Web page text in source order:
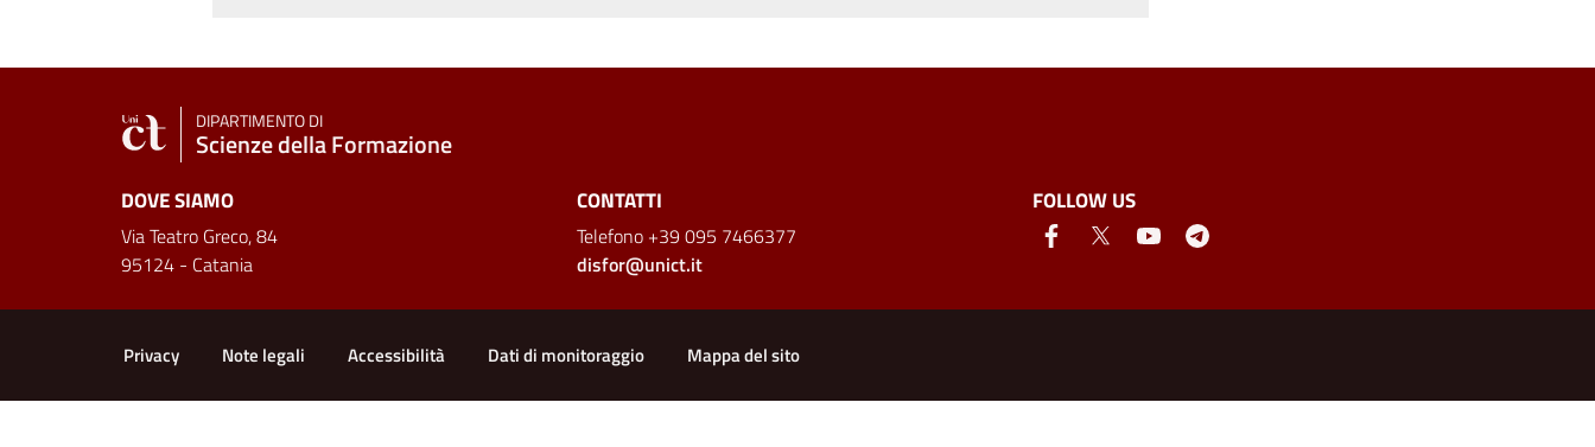
DIPARTIMENTO DI
Scienze della Formazione
DOVE SIAMO
Via Teatro Greco, 84
95124 - Catania
CONTATTI
Telefono +39 095 7466377
disfor@unict.it
FOLLOW US
Privacy Note legali Accessibilità Dati di monitoraggio Mappa del sito